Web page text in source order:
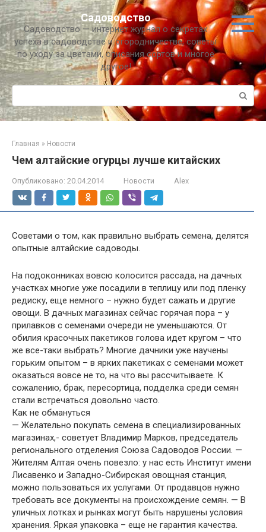
Перейти
к
контенту
Садоводство
Садоводство — интернет журнал о секретах
успеха в садоводстве и огородничестве, советы
по уходу за цветами, описания сортов и многое
другое!
Поиск:
Главная » Новости
Чем алтайские огурцы лучше китайских
Опубликовано: 20.04.2014 Новости Alex
Советами о том, как правильно выбрать семена, делятся
опытные алтайские садоводы.
На подоконниках вовсю колосится рассада, на дачных
участках многие уже посадили в теплицу или под пленку
редиску, еще немного – нужно будет сажать и другие
овощи. В дачных магазинах сейчас горячая пора – у
прилавков с семенами очереди не уменьшаются. От
обилия красочных пакетиков голова идет кругом – что
же все-таки выбрать? Многие дачники уже научены
горьким опытом – в ярких пакетиках с семенами может
оказаться вовсе не то, на что вы рассчитываете. К
сожалению, брак, пересортица, подделка среди семян
стали встречаться довольно часто.
Как не обмануться
— Желательно покупать семена в специализированных
магазинах,- советует Владимир Марков, председатель
регионального отделения Союза Садоводов России. —
Жителям Алтая очень повезло: у нас есть Институт имени
Лисавенко и Западно-Сибирская овощная станция,
можно пользоваться их услугами. От продавцов нужно
требовать все документы на происхождение семян. — В
уличных лотках и рынках могут быть нарушены условия
хранения. Яркая упаковка – еще не гарантия качества.